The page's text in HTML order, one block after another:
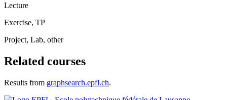
Lecture
Exercise, TP
Project, Lab, other
Related courses
Results from graphsearch.epfl.ch.